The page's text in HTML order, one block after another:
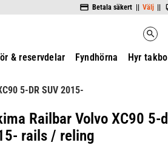
Betala säkert || Välj ||
search
& reservdelar Fyndhörna Hyr
5-DR SUV 2015-
Railbar Volvo XC90 5-
rails / reling